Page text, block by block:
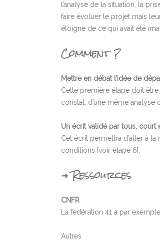
l’analyse de la situation, la
faire évoluer le projet mais
éloigné de ce qui avait été
Comment ?
Mettre en débat l’idée de
Cette première étape doit
constat, d’une même analyse
Un écrit validé par tous, court
Cet écrit permettra d’aller à
conditions [voir étape 6].
➜ Ressources
CNFR
La fédération 41 a par
Autres